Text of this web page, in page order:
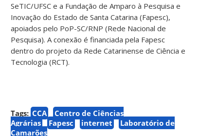
SeTIC/UFSC e a Fundação de Amparo à Pesquisa e
Inovação do Estado de Santa Catarina (Fapesc),
apoiados pelo PoP-SC/RNP (Rede Nacional de
Pesquisa). A conexão é financiada pela Fapesc
dentro do projeto da Rede Catarinense de Ciência e
Tecnologia (RCT).
Tags: CCA
Centro de Ciências
Agrárias
Fapesc internet
Laboratório de
Camarões